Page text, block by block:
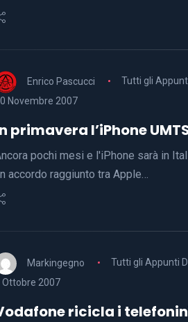
Enrico Pascucci
Tutti gli
Novembre 2007
primavera l’iPhone
pochi mesi e l'iPhone sarà in
accordo raggiunto tra Apple…
Markingegno
Tutti gli Appunti
Ottobre 2007
ricicla i